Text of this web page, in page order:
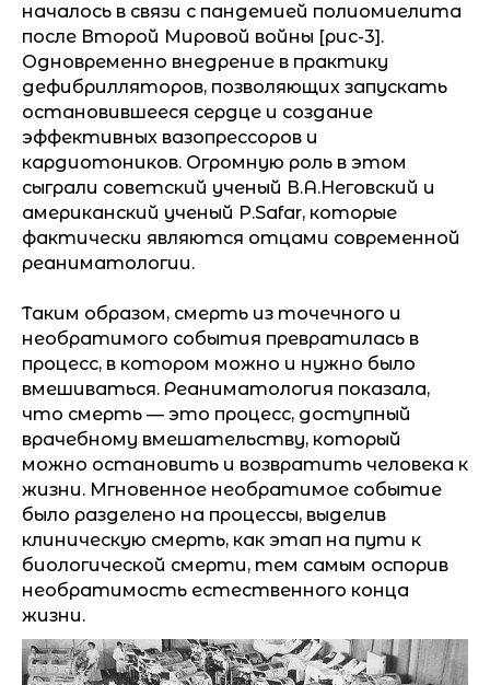
началось в связи с пандемией полиомиелита
после Второй Мировой войны [рис-3].
Одновременно внедрение в практику
дефибрилляторов, позволяющих запускать
остановившееся сердце и создание
эффективных вазопрессоров и
кардиотоников. Огромную роль в этом
сыграли советский ученый В.А.Неговский и
американский ученый P.Safar, которые
фактически являются отцами современной
реаниматологии.
Таким образом, смерть из точечного и
необратимого события превратилась в
процесс, в котором можно и нужно было
вмешиваться. Реаниматология показала,
что смерть — это процесс, доступный
врачебному вмешательству, который
можно остановить и возвратить человека к
жизни. Мгновенное необратимое событие
было разделено на процессы, выделив
клиническую смерть, как этап на пути к
биологической смерти, тем самым оспорив
необратимость естественного конца
жизни.